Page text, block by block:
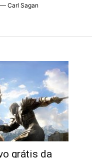
Carl Sagan
grátis da